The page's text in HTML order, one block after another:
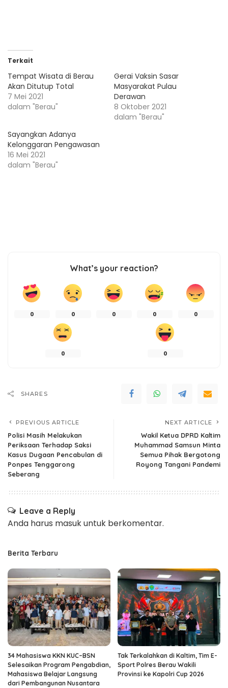
Terkait
Tempat Wisata di Berau
Akan Ditutup Total
7 Mei 2021
dalam "Berau"
Gerai Vaksin Sasar
Masyarakat Pulau
Derawan
8 Oktober 2021
dalam "Berau"
Sayangkan Adanya
Kelonggaran Pengawasan
16 Mei 2021
dalam "Berau"
What’s your reaction?
0 0 0 0 0
0 0
SHARES
PREVIOUS ARTICLE
Polisi Masih Melakukan
Periksaan Terhadap Saksi
Kasus Dugaan Pencabulan di
Ponpes Tenggarong
Seberang
NEXT ARTICLE
Wakil Ketua DPRD Kaltim
Muhammad Samsun Minta
Semua Pihak Bergotong
Royong Tangani Pandemi
Leave a Reply
Anda harus masukuntuk berkomentar.
Berita Terbaru
34 Mahasiswa KKN KUC–BSN
Selesaikan Program Pengabdian,
Mahasiswa Belajar Langsung
dari Pembangunan Nusantara
Tak Terkalahkan di Kaltim, Tim E-
Sport Polres Berau Wakili
Provinsi ke Kapolri Cup 2026